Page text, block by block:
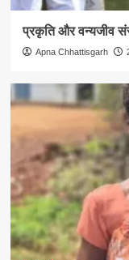
प्रकृति और वन्यजीव
Apna Chhattisgarh